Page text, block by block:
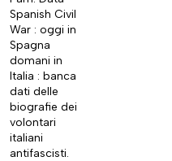
Spanish Civil
War : oggi in
Spagna
domani in
Italia : banca
dati delle
biografie dei
volontari
italiani
antifascisti.